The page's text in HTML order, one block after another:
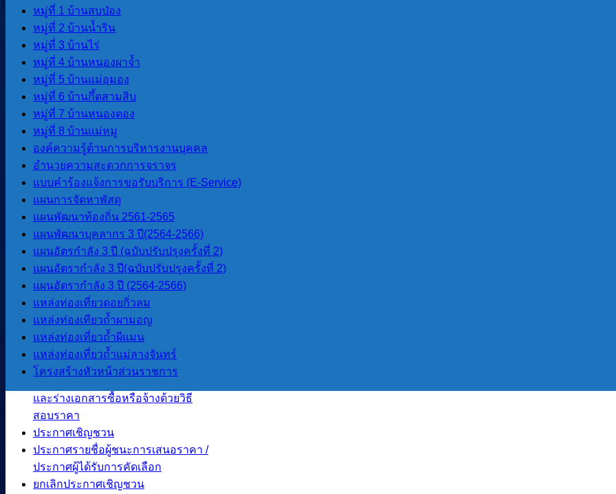
หมู่ที่ 1 บ้านสบป่อง
หมู่ที่ 2 บ้านน้ำริน
หมู่ที่ 3 บ้านไร่
หมู่ที่ 4 บ้านหนองผาจ้ำ
หมู่ที่ 5 บ้านแม่อุมอง
หมู่ที่ 6 บ้านกึ้ดสามสิบ
หมู่ที่ 7 บ้านหนองตอง
หมู่ที่ 8 บ้านแม่หมู
องค์ความรู้ด้านการบริหารงานบุคคล
อำนวยความสะดวกการจราจร
แบบคำร้องแจ้งการขอรับบริการ (E-Service)
แผนการจัดหาพัสดุ
แผนพัฒนาท้องถิ่น 2561-2565
แผนพัฒนาบุคลากร 3 ปี(2564-2566)
แผนอัตรกำลัง 3 ปี (ฉบับปรับปรุงครั้งที่ 2)
แผนอัตรากำลัง 3 ปี(ฉบับปรับปรุงครั้งที่ 2)
แผนอัตรากําลัง 3 ปี (2564-2566)
แหล่งท่องเที่ยวดอยกิ่วลม
แหล่งท่องเทียวถ้ำผามอญ
แหล่งท่องเที่ยวถ้ำผีแมน
แหล่งท่องเที่ยวถ้ำแม่ลางจันทร์
โครงสร้างหัวหน้าส่วนราชการ
กฏหมายและพระราช
บัญญัติ
ระเบียบข้อกฏหมายที่เกี่ยวข้อง
รายงานต่างๆ
รายงานทางการเงิน
รายงานการประชุมสภา
งบประมาณรายจ่ายประจำปี
รายงานผลการดำเนินการโครงการ
ต่างๆ ปีงบประมาณ 2568
รายงานผลการป้องกันการทุจริต
การจัดซื้อจัดจ้าง
แผนการจัดซื้อจัดจ้าง
ประกาศราคากลาง
และร่างเอกสารซื้อหรือจ้างด้วยวิธี
สอบราคา
ประกาศเชิญชวน
ประกาศรายชื่อผู้ชนะการเสนอราคา /
ประกาศผู้ได้รับการคัดเลือก
ยกเลิกประกาศเชิญชวน